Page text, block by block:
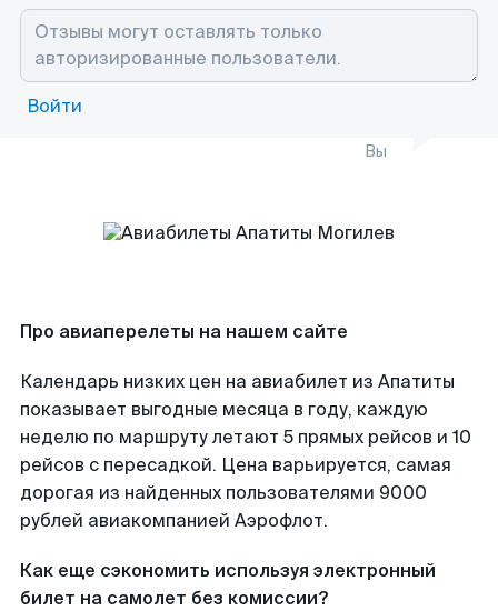
Войти
Вы
Про авиаперелеты на нашем сайте
Календарь низких цен на авиабилет из Апатиты
показывает выгодные месяца в году, каждую
неделю по маршруту летают 5 прямых рейсов и 10
рейсов с пересадкой. Цена варьируется, самая
дорогая из найденных пользователями 9000
рублей авиакомпанией Аэрофлот.
Как еще сэкономить используя электронный
билет на самолет без комиссии?